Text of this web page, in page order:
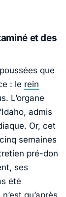
et des
que
: le rein
L’organe
Idaho, admis
Or, cet
semaines
pré-don
ses
été
qu’après